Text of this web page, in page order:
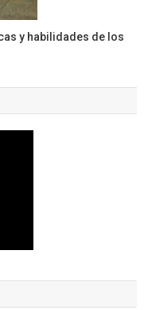
y habilidades de los